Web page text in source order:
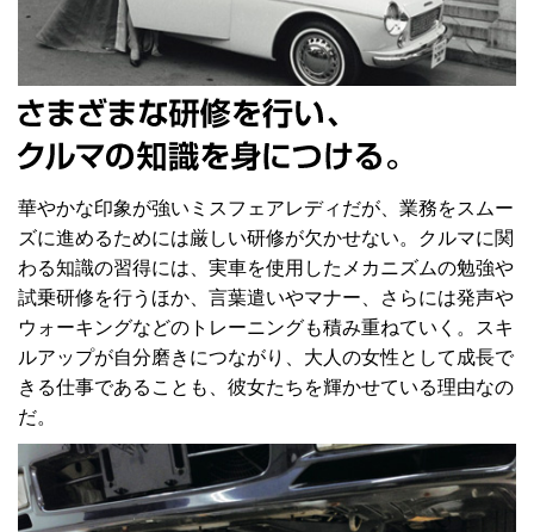
華やかな印象が強いミスフェアレディだが、業務をスムー
ズに進めるためには厳しい研修が欠かせない。クルマに関
わる知識の習得には、実車を使用したメカニズムの勉強や
試乗研修を行うほか、言葉遣いやマナー、さらには発声や
ウォーキングなどのトレーニングも積み重ねていく。スキ
ルアップが自分磨きにつながり、大人の女性として成長で
きる仕事であることも、彼女たちを輝かせている理由なの
だ。